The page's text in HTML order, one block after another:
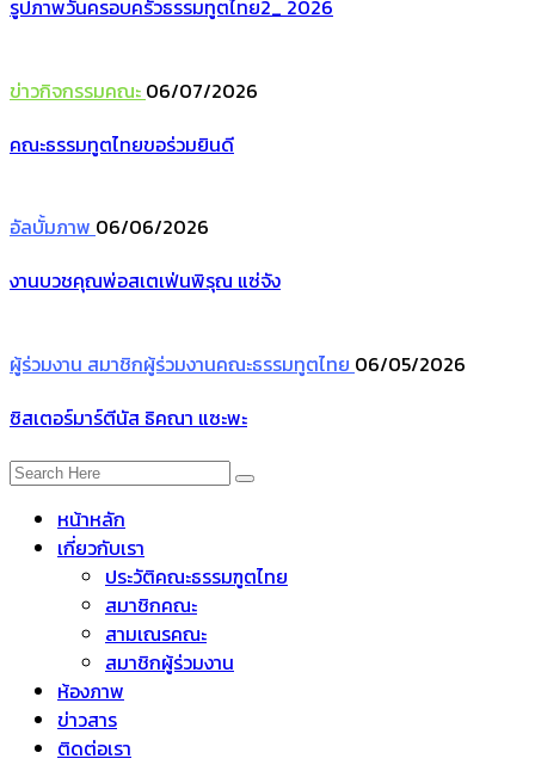
รูปภาพวันครอบครัวธรรมทูตไทย2_ 2026
ข่าวกิจกรรมคณะ 06/07/2026
คณะธรรมทูตไทยขอร่วมยินดี
อัลบั้มภาพ 06/06/2026
งานบวชคุณพ่อสเตเฟ่นพิรุณ แซ่จัง
ผู้ร่วมงาน สมาชิกผู้ร่วมงานคณะธรรมทูตไทย 06/05/2026
ซิสเตอร์มาร์ตีนัส ธิคณา แซะพะ
หน้าหลัก
เกี่ยวกับเรา
ประวัติคณะธรรมฑูตไทย
สมาชิกคณะ
สามเณรคณะ
สมาชิกผู้ร่วมงาน
ห้องภาพ
ข่าวสาร
ติดต่อเรา